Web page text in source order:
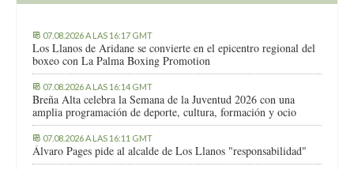
07.08.2026 A LAS 16:17 GMT
Los Llanos de Aridane se convierte en el epicentro regional del
boxeo con La Palma Boxing Promotion
07.08.2026 A LAS 16:14 GMT
Breña Alta celebra la Semana de la Juventud 2026 con una
amplia programación de deporte, cultura, formación y ocio
07.08.2026 A LAS 16:11 GMT
Álvaro Pages pide al alcalde de Los Llanos "responsabilidad"